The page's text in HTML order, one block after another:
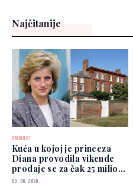
Najčitanije
AMBIJENT
Kuća u kojoj je princeza
Diana provodila vikende
prodaje se za čak 25 miliona
funti
03. 08. 2026.